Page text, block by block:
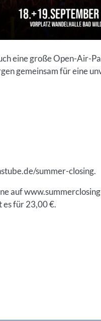
eine große Open-Air-
gemeinsam für eine
summer-closing.
auf
es für 23,00 €.